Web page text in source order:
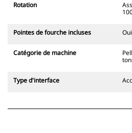
Rotation
Pointes de fourche incluses Oui
Catégorie de machine
Type d'interface